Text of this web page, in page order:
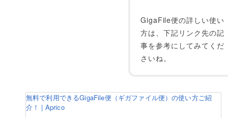
GigaFile便の詳しい使い
方は、下記リンク先の記
事を参考にしてみてくだ
さいね。
無料で利用できるGigaFile便（ギガファイル便）の使い方ご紹
介！ | Aprico